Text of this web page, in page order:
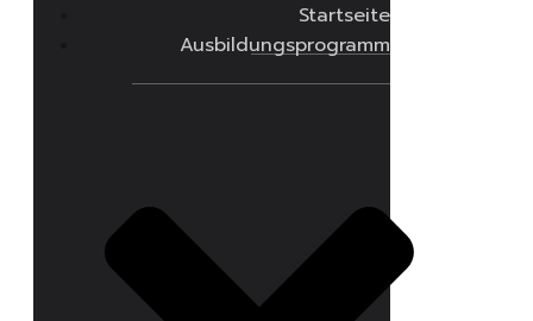
Startseite
Ausbildungsprogramm